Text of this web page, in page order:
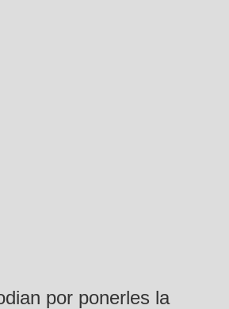
por ponerles la